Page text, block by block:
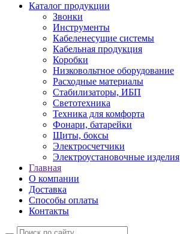
Каталог продукции
Звонки
Инструменты
Кабеленесущие системы
Кабельная продукция
Коробки
Низковольтное оборудование
Расходные материалы
Стабилизаторы, ИБП
Светотехника
Техника для комфорта
Фонари, батарейки
Щиты, боксы
Электросчетчики
Электроустановочные изделия
Главная
О компании
Доставка
Способы оплаты
Контакты